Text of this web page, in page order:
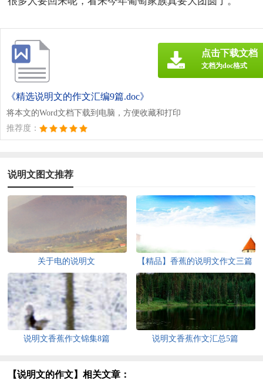
《精选说明文的作文汇编9篇.doc》
将本文的Word文档下载到电脑，方便收藏和打印
推荐度：
点击下载文档
文档为doc格式
说明文图文推荐
关于电的说明文 【精品】香蕉的说明文作文三篇
说明文香蕉作文锦集8篇 说明文香蕉作文汇总5篇
【说明文的作文】相关文章：